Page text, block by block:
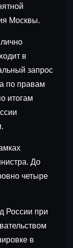
Москвы.
в
запрос
по правам
итогам
До
четыре
России при
в